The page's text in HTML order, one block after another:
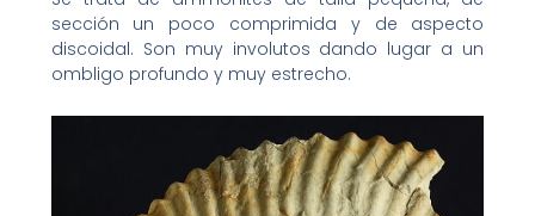
sección un poco comprimida y de aspecto
discoidal. Son muy involutos dando lugar a un
ombligo profundo y muy estrecho.